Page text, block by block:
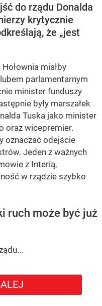
do rządu Donalda
krytycznie
że „jest
miałby
parlamentarnym
minister funduszy
były marszałek
Tuska jako minister
oraz wicepremier.
oznaczać odejście
Jeden z ważnych
z Interią,
w rządzie szybko
ruch może być już